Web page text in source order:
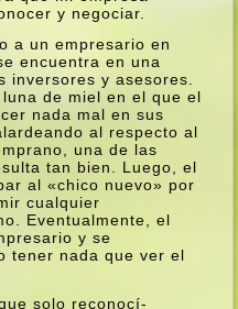
y negociar.
a un empresario en
encuentra en una
inversores y asesores.
de miel en el que el
nada mal en sus
al respecto al
una de las
tan bien. Luego, el
al «chico nuevo» por
cualquier
Eventualmente, el
y se
tener nada que ver el
solo reconocí­